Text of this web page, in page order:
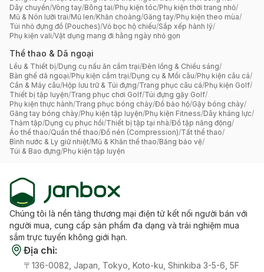
Dây chuyền/Vòng tay/Bông tai/Phụ kiện tóc/Phụ kiện thời trang nhỏ/
Mũ & Nón lưỡi trai/Mũ len/Khăn choàng/Găng tay/Phụ kiện theo mùa/
Túi nhỏ đựng đồ (Pouches)/Vỏ bọc hộ chiếu/Sắp xếp hành lý/
Phụ kiện vali/Vật dụng mang đi hằng ngày nhỏ gọn
Thể thao & Dã ngoại
Lều & Thiết bị/Dụng cụ nấu ăn cắm trại/Đèn lồng & Chiếu sáng/
Bàn ghế dã ngoại/Phụ kiện cắm trại/Dụng cụ & Mồi câu/Phụ kiện câu cá/
Cần & Máy câu/Hộp lưu trữ & Túi đựng/Trang phục câu cá/Phụ kiện Golf/
Thiết bị tập luyện/Trang phục chơi Golf/Túi đựng gậy Golf/
Phụ kiện thực hành/Trang phục bóng chày/Đồ bảo hộ/Gậy bóng chày/
Găng tay bóng chày/Phụ kiện tập luyện/Phụ kiện Fitness/Dây kháng lực/
Thảm tập/Dụng cụ phục hồi/Thiết bị tập tại nhà/Đồ tập năng động/
Áo thể thao/Quần thể thao/Đồ nén (Compression)/Tất thể thao/
Bình nước & Ly giữ nhiệt/Mũ & Khăn thể thao/Băng bảo vệ/
Túi & Bao đựng/Phụ kiện tập luyện
Chúng tôi là nền tảng thương mại điện tử kết nối người bán với
người mua, cung cấp sản phẩm đa dạng và trải nghiệm mua
sắm trực tuyến không giới hạn.
Địa chỉ:
〒136-0082, Japan, Tokyo, Koto-ku, Shinkiba 3-5-6, 5F